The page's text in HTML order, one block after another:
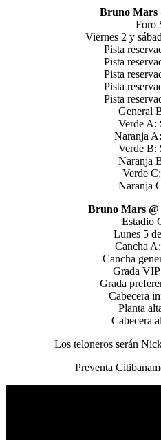
Bruno Mars
Foro
Viernes 2 y
Pista
Pista
Pista
Pista
Pista
General
Verde A:
Naranja
Verde B:
Naranja
Verde
Naranja
Bruno Mars
Estadio
Lunes 5
Cancha
Cancha
Grada
Grada
Cabecera
Planta
Cabecera
Los teloneros serán
Preventa